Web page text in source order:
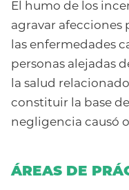
El humo de los
agravar afecciones
las enfermedades
personas alejadas
la salud
constituir la base
negligencia causó
ÁREAS DE